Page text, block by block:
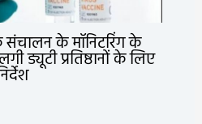
संचालन के मॉनिटरिंग के
ड्यूटी प्रतिष्ठानों के लिए